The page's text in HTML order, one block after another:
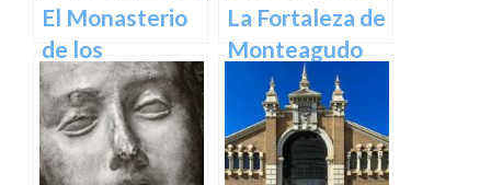
Corazón de la
Ciudad
El Monasterio
de los
Jerónimos en
Murcia: Un
tesoro
arquitectónico
La Fortaleza de
Monteagudo